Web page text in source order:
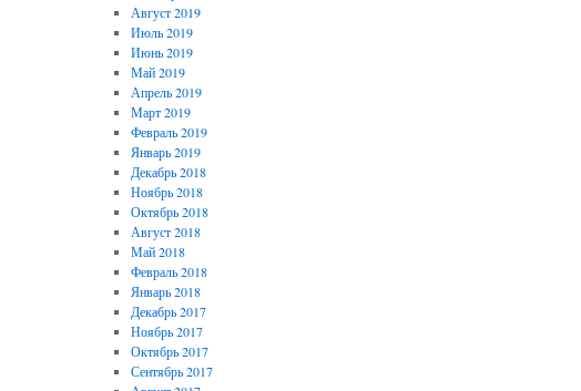
Август 2019
Июль 2019
Июнь 2019
Май 2019
Апрель 2019
Март 2019
Февраль 2019
Январь 2019
Декабрь 2018
Ноябрь 2018
Октябрь 2018
Август 2018
Май 2018
Февраль 2018
Январь 2018
Декабрь 2017
Ноябрь 2017
Октябрь 2017
Сентябрь 2017